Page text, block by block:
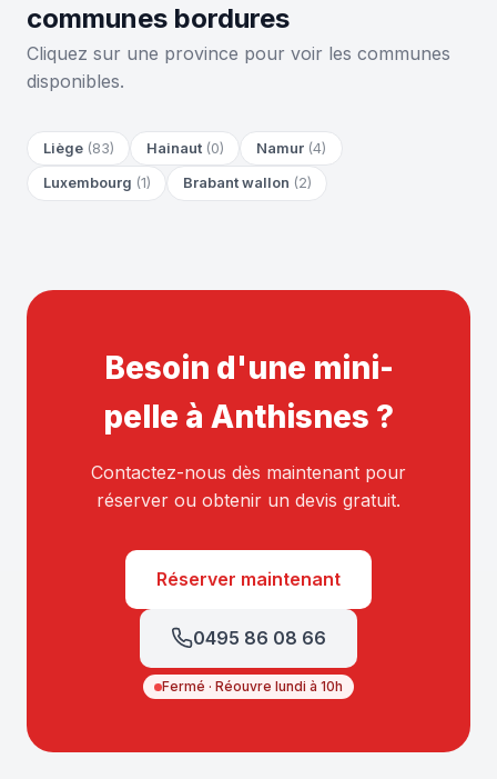
communes bordures
Cliquez sur une province pour voir les communes
disponibles.
Liège (83) Hainaut (0) Namur (4)
Luxembourg (1) Brabant wallon (2)
Besoin d'une mini-
pelle à Anthisnes ?
Contactez-nous dès maintenant pour
réserver ou obtenir un devis gratuit.
Réserver maintenant
0495 86 08 66
Fermé · Réouvre lundi à 10h